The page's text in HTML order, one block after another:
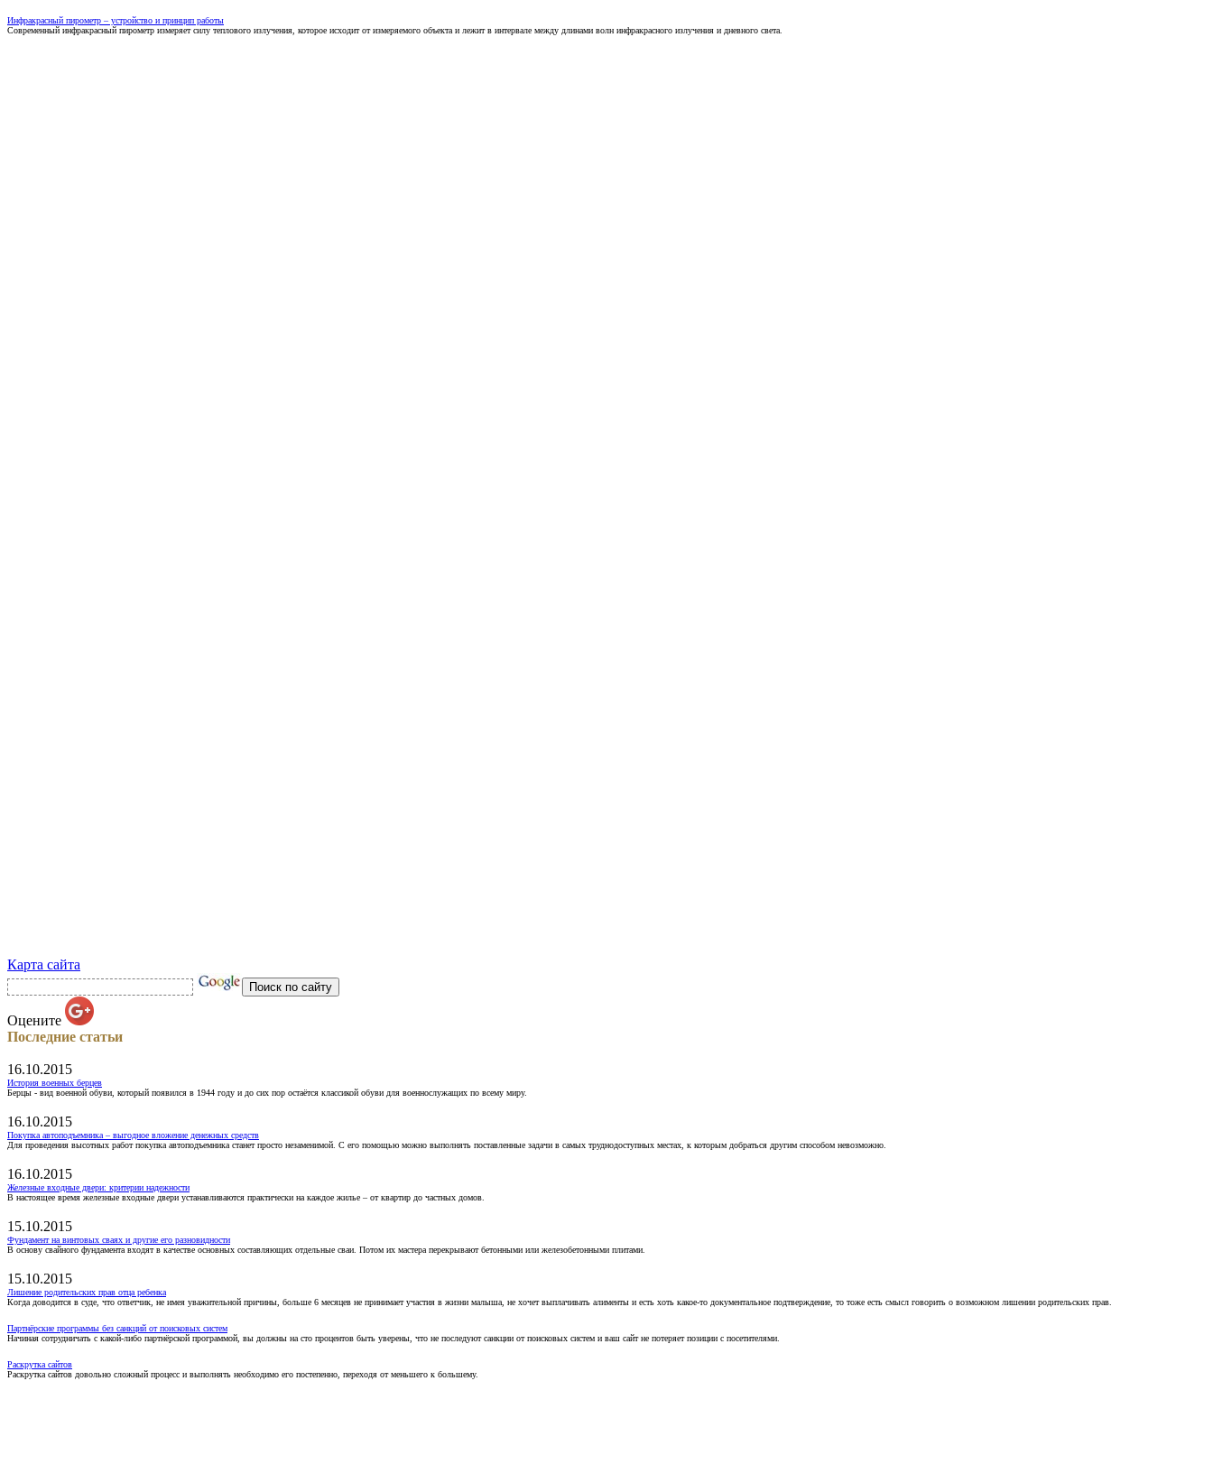
Инфракрасный пирометр – устройство и принцип работы
Современный инфракрасный пирометр измеряет силу теплового излучения, которое исходит от измеряемого объекта и лежит в интервале между длинами волн инфракрасного излучения и дневного света.
Карта сайта
Оцените
Последние статьи
16.10.2015
История военных берцев
Берцы - вид военной обуви, который появился в 1944 году и до сих пор остаётся классикой обуви для военнослужащих по всему миру.
16.10.2015
Покупка автоподъемника – выгодное вложение денежных средств
Для проведения высотных работ покупка автоподъемника станет просто незаменимой. С его помощью можно выполнять поставленные задачи в самых труднодоступных местах, к которым добраться другим способом невозможно.
16.10.2015
Железные входные двери: критерии надежности
В настоящее время железные входные двери устанавливаются практически на каждое жилье – от квартир до частных домов.
15.10.2015
Фундамент на винтовых сваях и другие его разновидности
В основу свайного фундамента входят в качестве основных составляющих отдельные сваи. Потом их мастера перекрывают бетонными или железобетонными плитами.
15.10.2015
Лишение родительских прав отца ребенка
Когда доводится в суде, что ответчик, не имея уважительной причины, больше 6 месяцев не принимает участия в жизни малыша, не хочет выплачивать алименты и есть хоть какое-то документальное подтверждение, то тоже есть смысл говорить о возможном лишении родительских прав.
Партнёрские программы без санкций от поисковых систем
Начиная сотрудничать с какой-либо партнёрской программой, вы должны на сто процентов быть уверены, что не последуют санкции от поисковых систем и ваш сайт не потеряет позиции с посетителями.
Раскрутка сайтов
Раскрутка сайтов довольно сложный процесс и выполнять необходимо его постепенно, переходя от меньшего к большему.